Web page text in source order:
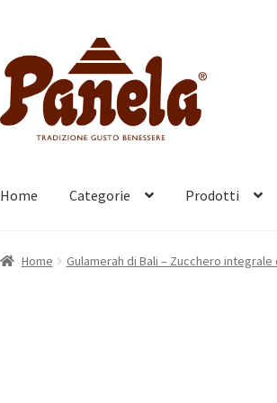
alla
navigazione
al
contenuto
Home Categorie Prodotti
Home Gulamerah di Bali – Zucchero